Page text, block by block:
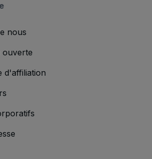
nous
ouverte
d'affiliation